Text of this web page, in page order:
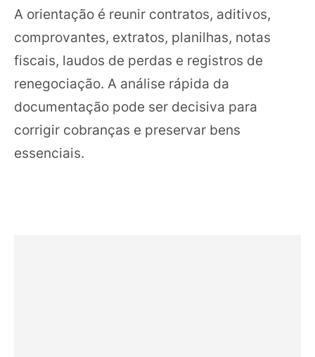
A orientação é reunir contratos, aditivos,
comprovantes, extratos, planilhas, notas
fiscais, laudos de perdas e registros de
renegociação. A análise rápida da
documentação pode ser decisiva para
corrigir cobranças e preservar bens
essenciais.